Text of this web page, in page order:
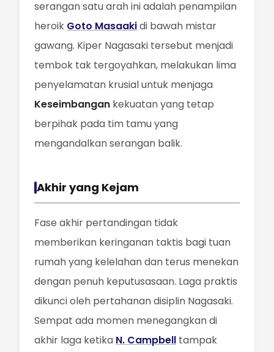
serangan satu arah ini adalah penampilan
heroik Goto Masaakidi bawah mistar
gawang. Kiper Nagasaki tersebut menjadi
tembok tak tergoyahkan, melakukan lima
penyelamatan krusial untuk menjaga
Keseimbangan kekuatan yang tetap
berpihak pada tim tamu yang
mengandalkan serangan balik.
Akhir yang Kejam
Fase akhir pertandingan tidak
memberikan keringanan taktis bagi tuan
rumah yang kelelahan dan terus menekan
dengan penuh keputusasaan. Laga praktis
dikunci oleh pertahanan disiplin Nagasaki.
Sempat ada momen menegangkan di
akhir laga ketika N. Campbell tampak